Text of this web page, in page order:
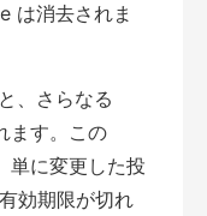
は消去されま
、さらなる
ます。この
単に変更した投
効期限が切れ